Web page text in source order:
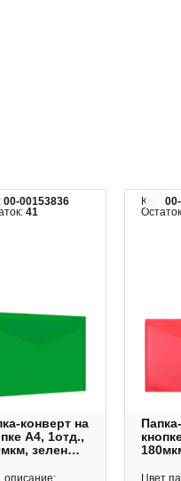
00-00153836
41
конверт на
А4, 1отд.,
зеленый
Brauberg
описание:
Код:
Цвет